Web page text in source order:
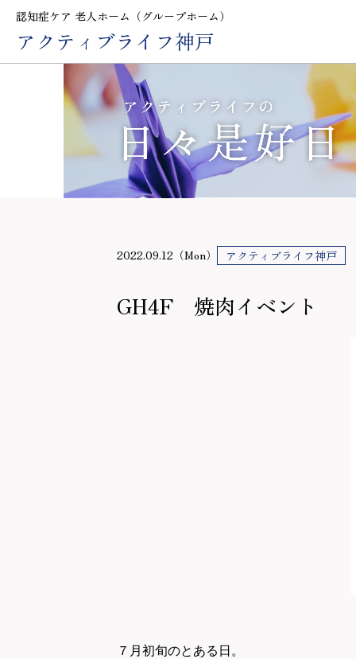
認知症ケア 老人ホーム（グループホーム）
アクティブライフ神戸
2022.09.12（Mon） アクティブライフ神戸
GH4F 焼肉イベント
７月初旬のとある日。